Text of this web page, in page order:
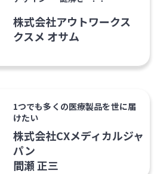
株式会社アウトワークス
クスメ オサム
1つでも多くの医療製品を世に届
けたい
株式会社CXメディカルジャ
パン
間瀬 正三